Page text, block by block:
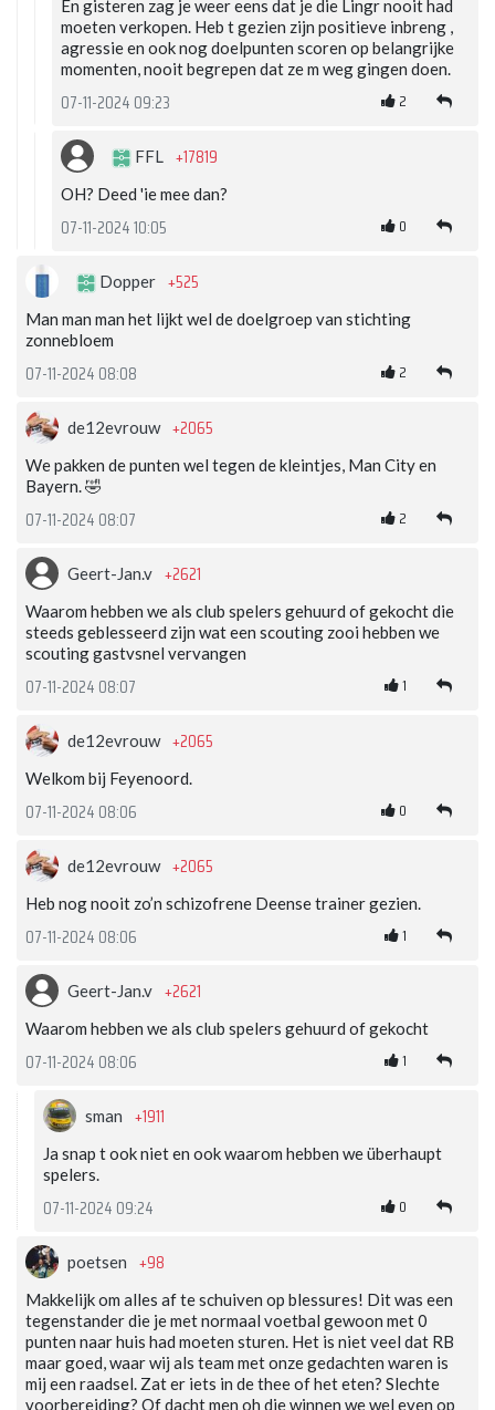
En gisteren zag je weer eens dat je die Lingr nooit had
moeten verkopen. Heb t gezien zijn positieve inbreng ,
agressie en ook nog doelpunten scoren op belangrijke
momenten, nooit begrepen dat ze m weg gingen doen.
07-11-2024 09:23 2
FFL +17819
OH? Deed 'ie mee dan?
07-11-2024 10:05 0
Dopper +525
Man man man het lijkt wel de doelgroep van stichting
zonnebloem
07-11-2024 08:08 2
de12evrouw +2065
We pakken de punten wel tegen de kleintjes, Man City en
Bayern. 🤣
07-11-2024 08:07 2
Geert-Jan.v +2621
Waarom hebben we als club spelers gehuurd of gekocht die
steeds geblesseerd zijn wat een scouting zooi hebben we
scouting gastvsnel vervangen
07-11-2024 08:07 1
de12evrouw +2065
Welkom bij Feyenoord.
07-11-2024 08:06 0
de12evrouw +2065
Heb nog nooit zo’n schizofrene Deense trainer gezien.
07-11-2024 08:06 1
Geert-Jan.v +2621
Waarom hebben we als club spelers gehuurd of gekocht
07-11-2024 08:06 1
sman +1911
Ja snap t ook niet en ook waarom hebben we überhaupt
spelers.
07-11-2024 09:24 0
poetsen +98
Makkelijk om alles af te schuiven op blessures! Dit was een
tegenstander die je met normaal voetbal gewoon met 0
punten naar huis had moeten sturen. Het is niet veel dat RB
maar goed, waar wij als team met onze gedachten waren is
mij een raadsel. Zat er iets in de thee of het eten? Slechte
voorbereiding? Of dacht men oh die winnen we wel even op